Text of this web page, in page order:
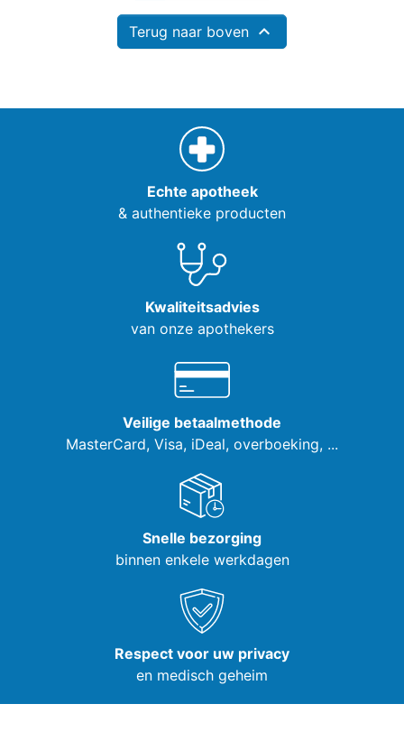
Terug naar boven 
Echte apotheek
& authentieke producten
Kwaliteitsadvies
van onze apothekers
Veilige betaalmethode
MasterCard, Visa, iDeal, overboeking, ...
Snelle bezorging
binnen enkele werkdagen
Respect voor uw privacy
en medisch geheim